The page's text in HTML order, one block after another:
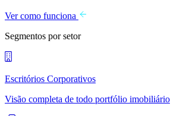
Ver como funciona
Segmentos por setor
Escritórios Corporativos
Visão completa de todo portfólio imobiliário